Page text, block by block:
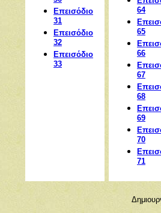
Επεισόδιο
31
Επεισόδιο
32
Επεισόδιο
33
64
65
66
67
68
69
70
71